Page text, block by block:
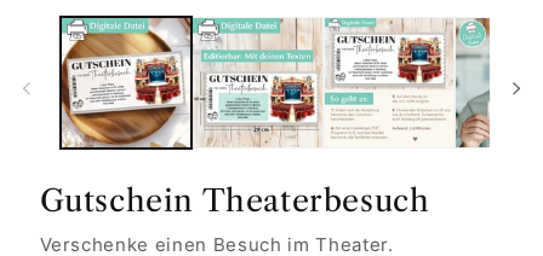
Gutschein Theaterbesuch
Verschenke einen Besuch im Theater.